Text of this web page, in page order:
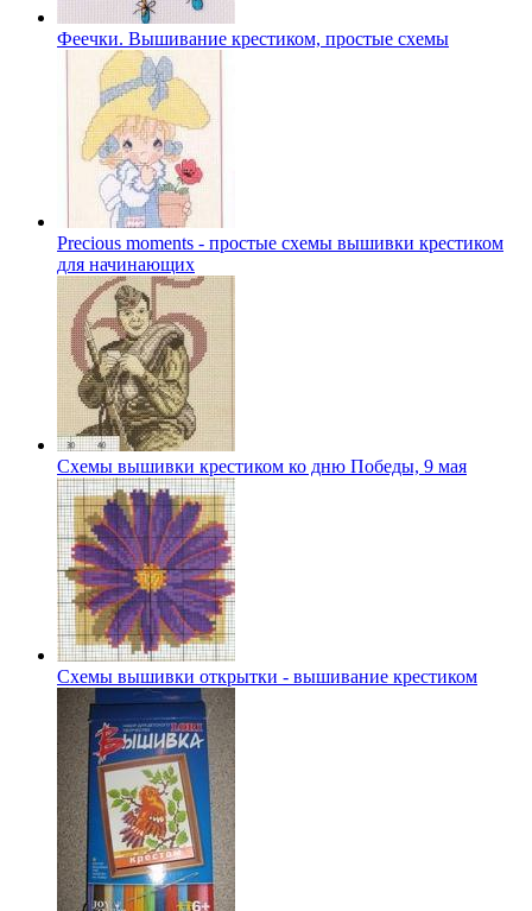
Феечки. Вышивание крестиком, простые схемы
Precious moments - простые схемы вышивки крестиком
для начинающих
Схемы вышивки крестиком ко дню Победы, 9 мая
Схемы вышивки открытки - вышивание крестиком